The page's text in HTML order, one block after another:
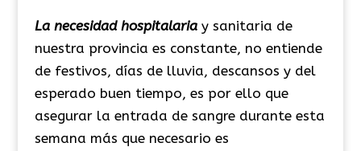
La necesidad hospitalariay sanitaria de
nuestra provincia es constante, no entiende
de festivos, días de lluvia, descansos y del
esperado buen tiempo, es por ello que
asegurar la entrada de sangre durante esta
semana más que necesario es